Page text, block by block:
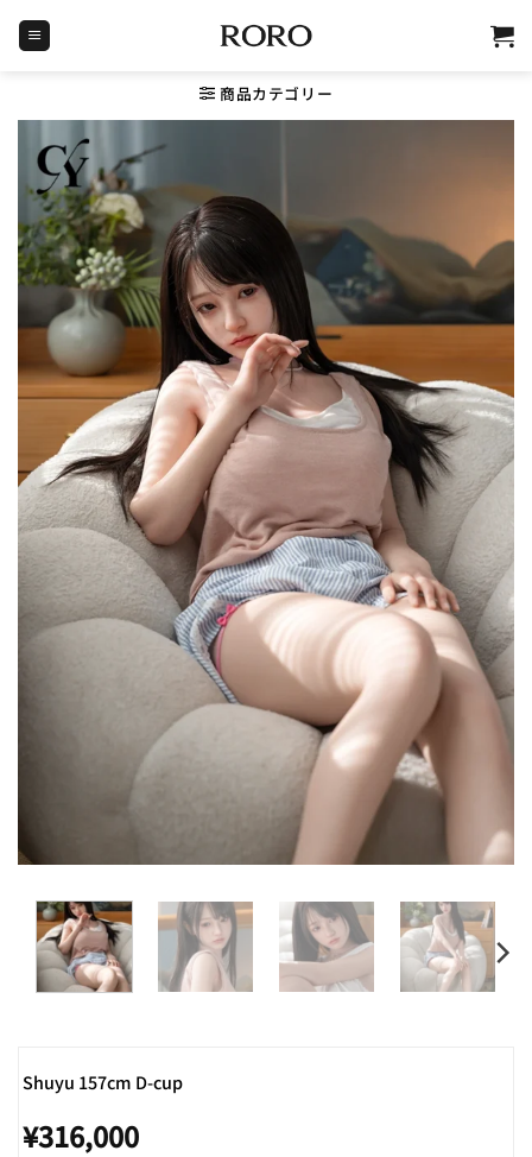
content
商品カテゴリー
Shuyu 157cm D-cup
¥316,000